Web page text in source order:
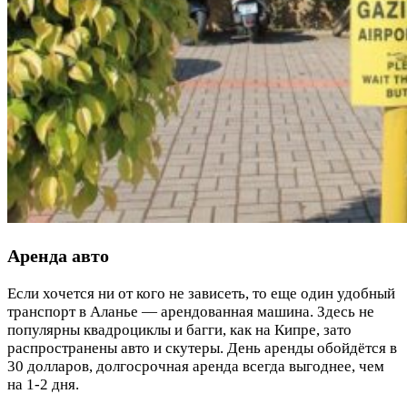
Аренда авто
Если хочется ни от кого не зависеть, то еще один удобный
транспорт в Аланье — арендованная машина. Здесь не
популярны квадроциклы и багги, как на Кипре, зато
распространены авто и скутеры. День аренды обойдётся в
30 долларов, долгосрочная аренда всегда выгоднее, чем
на 1-2 дня.